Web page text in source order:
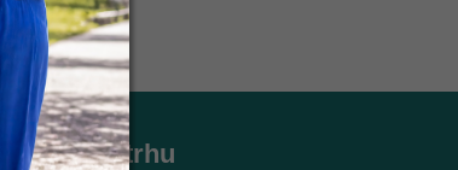
Holky z trhu